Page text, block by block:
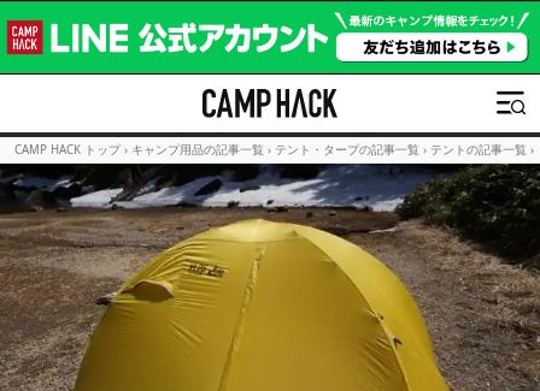
CAMP HACK トップ › キャンプ用品の記事一覧 › テント・タープの記事一覧 › テントの記事一覧 ›